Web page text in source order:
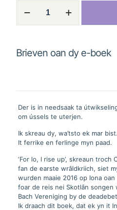
oan
aantal
Brieven oan dy e-boek
Der is in needsaak ta
om ússels te uterjen.
Ik skreau dy, wa’tsto ek mar bist.
It ferrike en ferlinge myn paad.
‘For lo, I rise up’, skreaun troch
fan de earste wrâldkriich, siet
wurden maaie 2016 op Iona
foar de reis nei Skotlân songen
Bach Vereniging by de
Ik draach dit boek, dat ek yn it